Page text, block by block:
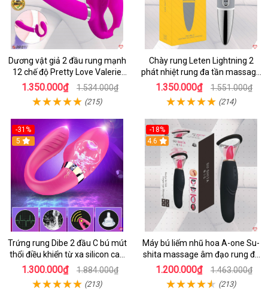
Dương vật giả 2 đầu rung mạnh
12 chế độ Pretty Love Valerie
mua ngay
1.350.000₫ 1.534.000₫
(215)
Chày rung Leten Lightning 2
phát nhiệt rung đa tần massage
toàn thân kích thích
1.350.000₫ 1.551.000₫
(214)
-31%
5
Trứng rung Dibe 2 đầu C bú mút
thổi điều khiển từ xa silicon cao
cấp kích thích điểm G
1.300.000₫ 1.884.000₫
(213)
-18%
4.6
Máy bú liếm nhũ hoa A-one Su-
shita massage âm đạo rung đa
chế độ
1.200.000₫ 1.463.000₫
(213)